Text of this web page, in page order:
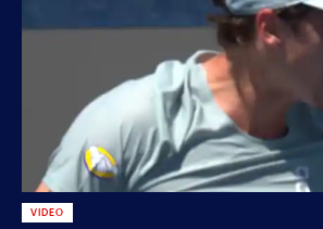
VIDEO